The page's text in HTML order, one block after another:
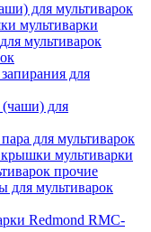
для мультиварок
мультиварки
мультиварок
для
для
для мультиварок
мультиварки
прочие
для мультиварок
Redmond RMC-